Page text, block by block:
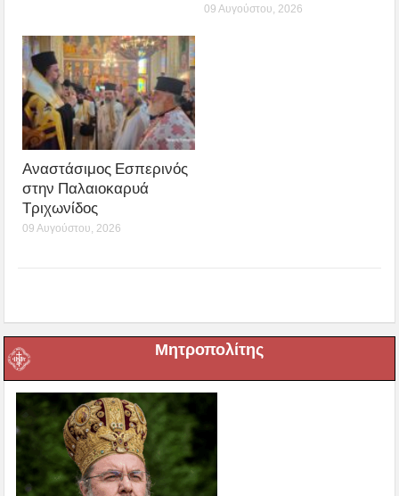
09 Αυγούστου, 2026
Αναστάσιμος Εσπερινός
στην Παλαιοκαρυά
Τριχωνίδος
09 Αυγούστου, 2026
Μητροπολίτης